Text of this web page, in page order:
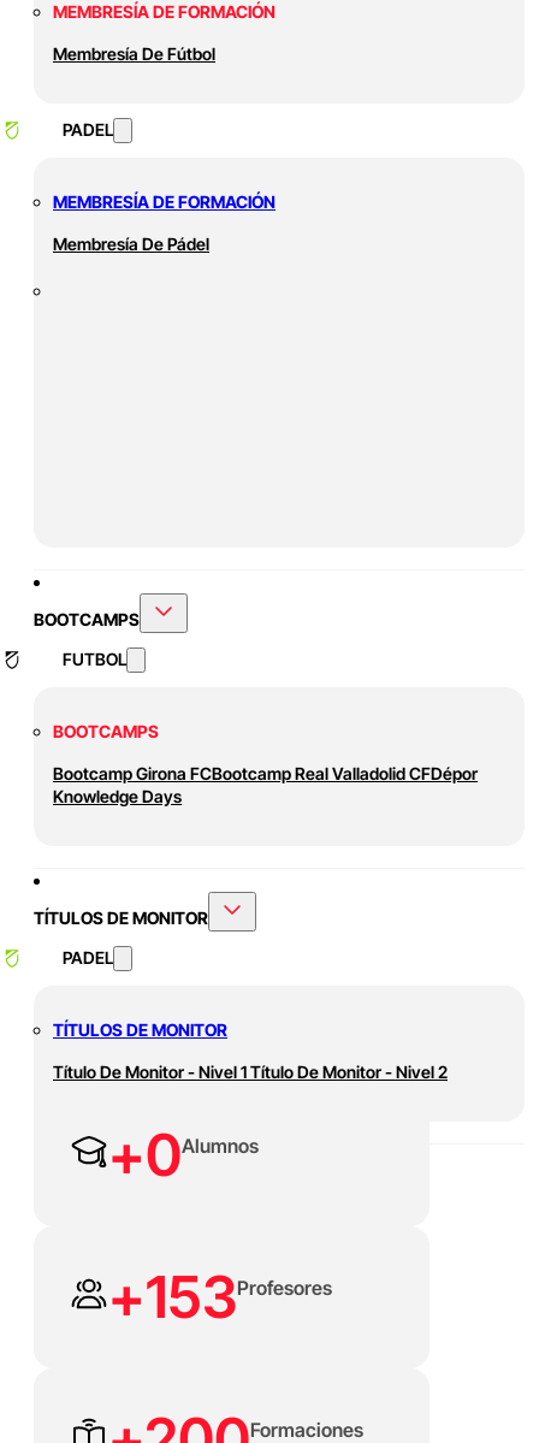
MEMBRESÍA DE FORMACIÓN
Membresía De Fútbol
PADEL
MEMBRESÍA DE FORMACIÓN
Membresía De Pádel
BOOTCAMPS
FUTBOL
BOOTCAMPS
Bootcamp Girona FCBootcamp Real Valladolid CFDépor
Knowledge Days
TÍTULOS DE MONITOR
PADEL
TÍTULOS DE MONITOR
Título De Monitor - Nivel 1Título De Monitor - Nivel 2
EXCELENCIA, INNOVACIÓN Y PROGRESO
Formación Deportiva
+0Alumnos
+153Profesores
Formaciones